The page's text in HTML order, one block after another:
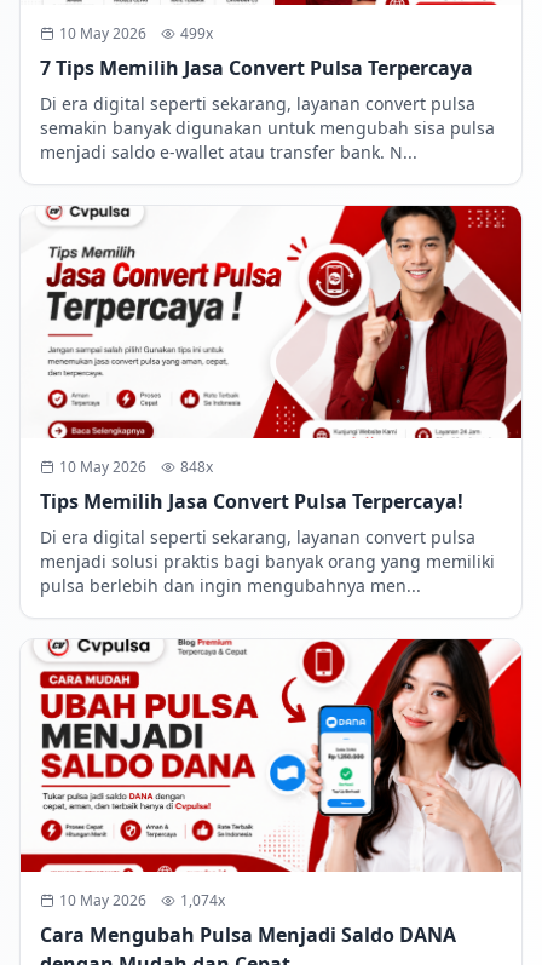
10 May 2026 499x
7 Tips Memilih Jasa Convert Pulsa Terpercaya
Di era digital seperti sekarang, layanan convert pulsa
semakin banyak digunakan untuk mengubah sisa pulsa
menjadi saldo e-wallet atau transfer bank. N...
10 May 2026 848x
Tips Memilih Jasa Convert Pulsa Terpercaya!
Di era digital seperti sekarang, layanan convert pulsa
menjadi solusi praktis bagi banyak orang yang memiliki
pulsa berlebih dan ingin mengubahnya men...
10 May 2026 1,074x
Cara Mengubah Pulsa Menjadi Saldo DANA